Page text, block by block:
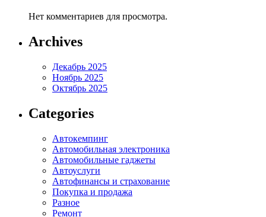
Нет комментариев для просмотра.
Archives
Декабрь 2025
Ноябрь 2025
Октябрь 2025
Categories
Автокемпинг
Автомобильная электроника
Автомобильные гаджеты
Автоуслуги
Автофинансы и страхование
Покупка и продажа
Разное
Ремонт